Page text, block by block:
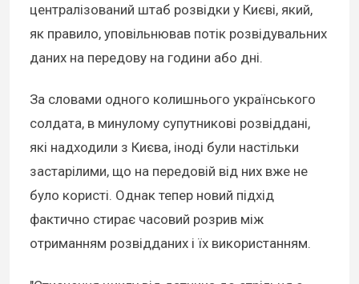
централізований штаб розвідки у Києві, який,
як правило, уповільнював потік розвідувальних
даних на передову на години або дні.
За словами одного колишнього українського
солдата, в минулому супутникові розвіддані,
які надходили з Києва, іноді були настільки
застарілими, що на передовій від них вже не
було користі. Однак тепер новий підхід
фактично стирає часовий розрив між
отриманням розвідданих і їх використанням.